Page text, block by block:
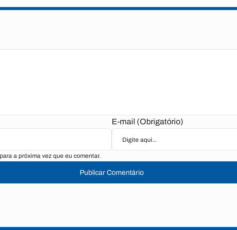
E-mail (Obrigatório)
a próxima vez que eu comentar.
Publicar Comentário